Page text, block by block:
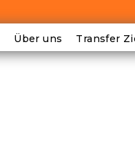
Über uns Transfer